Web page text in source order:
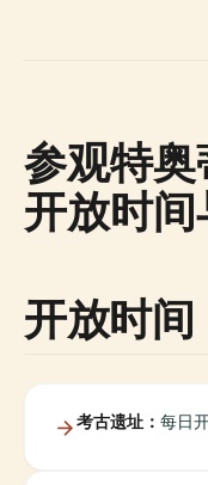
参观特奥
开放时
开放时间
考古遗址： 每日